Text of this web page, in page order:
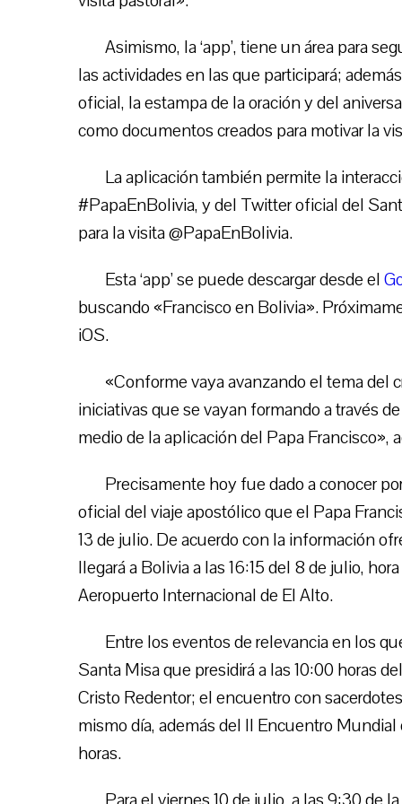
Asimismo, la ‘app’, tiene un área para
las actividades en las que participará;
oficial, la estampa de la oración y del
como documentos creados para motivar la
La aplicación también permite la
#PapaEnBolivia, y del Twitter oficial del
para la visita @PapaEnBolivia.
Esta ‘app’ se puede descargar desde el
buscando «Francisco en Bolivia».
iOS.
«Conforme vaya avanzando el tema del
iniciativas que se vayan formando a través
medio de la aplicación del Papa Francisco»,
Precisamente hoy fue dado a conocer
oficial del viaje apostólico que el Papa
13 de julio. De acuerdo con la información
llegará a Bolivia a las 16:15 del 8 de julio,
Aeropuerto Internacional de El Alto.
Entre los eventos de relevancia en los
Santa Misa que presidirá a las 10:00 horas
Cristo Redentor; el encuentro con
mismo día, además del II Encuentro
horas.